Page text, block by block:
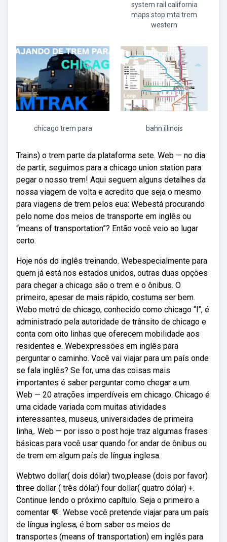
system rail california
maps stop mta trem
western
chicago trem para bahn illinois
Trains) o trem parte da plataforma sete. Web — no dia
de partir, seguimos para a chicago union station para
pegar o nosso trem! Aqui seguem alguns detalhes da
nossa viagem de volta e acredito que seja o mesmo
para viagens de trem pelos eua: Webestá procurando
pelo nome dos meios de transporte em inglês ou
“means of transportation”? Então você veio ao lugar
certo.
Hoje nós do inglês treinando. Webespecialmente para
quem já está nos estados unidos, outras duas opções
para chegar a chicago são o trem e o ônibus. O
primeiro, apesar de mais rápido, costuma ser bem.
Webo metrô de chicago, conhecido como chicago “l”, é
administrado pela autoridade de trânsito de chicago e
conta com oito linhas que oferecem mobilidade aos
residentes e. Webexpressões em inglês para
perguntar o caminho. Você vai viajar para um país onde
se fala inglês? Se for, uma das coisas mais
importantes é saber perguntar como chegar a um.
Web — 20 atrações imperdíveis em chicago. Chicago é
uma cidade variada com muitas atividades
interessantes, museus, universidades de primeira
linha,. Web — por isso o post hoje traz algumas frases
básicas para você usar quando for andar de ônibus ou
de trem em algum país de língua inglesa.
Webtwo dollar( dois dólar) two,please (dois por favor)
three dollar ( três dólar) four dollar( quatro dólar) +.
Continue lendo o próximo capítulo. Seja o primeiro a
comentar 💬. Webse você pretende viajar para um país
de língua inglesa, é bom saber os meios de
transportes (means of transportation) em inglês para